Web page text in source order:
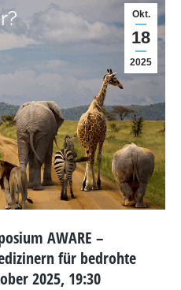
Okt.
18
2025
AWARE –
für bedrohte
2025, 19:30